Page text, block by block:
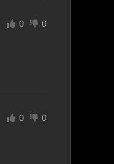
0 0
0 0